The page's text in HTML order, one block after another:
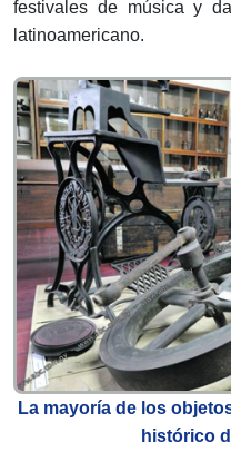
festivales de música y
latinoamericano.
La mayoría de los
histórico